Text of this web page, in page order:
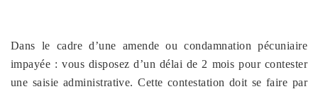
Dans le cadre d’une amende ou condamnation pécuniaire
impayée : vous disposez d’un délai de 2 mois pour contester
une saisie administrative. Cette contestation doit se faire par